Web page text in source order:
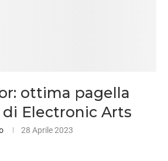
ottima pagella
Electronic Arts
28 Aprile 2023